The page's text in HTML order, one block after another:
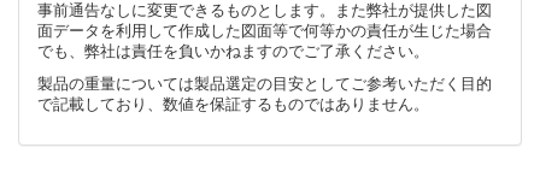
事前通告なしに変更できるものとします。また弊社が提供した図
面データを利用して作成した図面等で何等かの責任が生じた場合
でも、弊社は責任を負いかねますのでご了承ください。
製品の重量については製品選定の目安としてご参考いただく目的
で記載しており、数値を保証するものではありません。